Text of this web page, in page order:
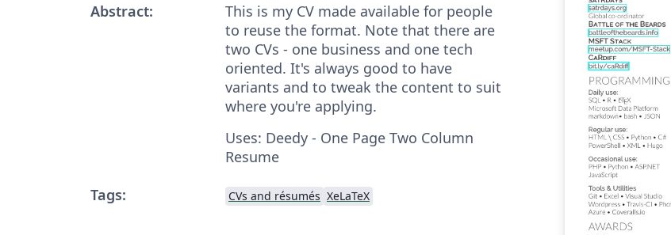
Abstract:
This is my CV made available for people
to reuse the format. Note that there are
two CVs - one business and one tech
oriented. It's always good to have
variants and to tweak the content to suit
where you're applying.
Uses: Deedy - One Page Two Column
Resume
Tags:
CVs and résumés XeLaTeX